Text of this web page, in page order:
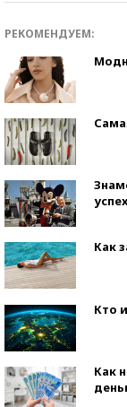
РЕКОМЕНДУЕМ:
Как
Кто
Как